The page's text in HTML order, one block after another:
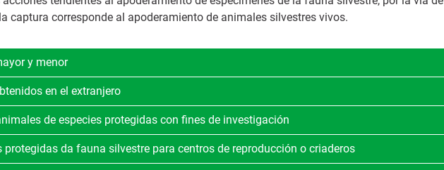
captura corresponde al apoderamiento de animales silvestres vivos.
y menor
en el extranjero
de especies protegidas con fines de investigación
protegidas da fauna silvestre para centros de reproducción o criaderos